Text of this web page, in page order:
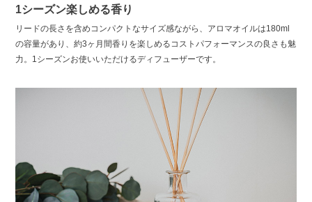
1シーズン楽しめる香り
リードの長さを含めコンパクトなサイズ感ながら、アロマオイルは180ml
の容量があり、約3ヶ月間香りを楽しめるコストパフォーマンスの良さも魅
力。1シーズンお使いいただけるディフューザーです。